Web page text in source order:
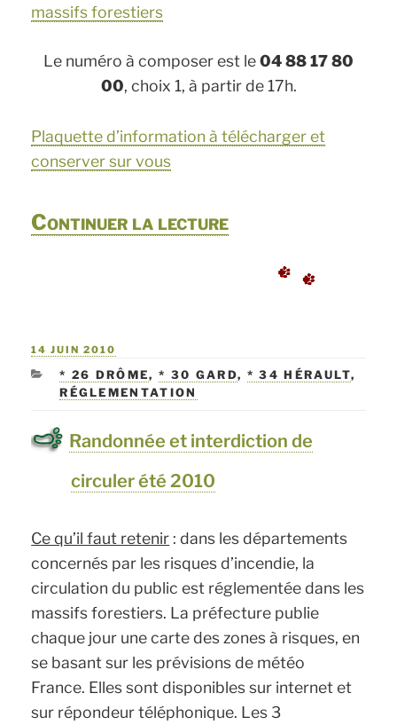
massifs forestiers
Le numéro à composer est le04 88 17 80
00, choix 1, à partir de 17h.
Plaquette d’information à télécharger et
conserver sur vous
Continuer la lecturede
circuler
2011 »
PUBLIÉ
14 JUIN 2010
CATÉGORIES
* 26 DRÔME,* 30 GARD, * 34 HÉRAULT,
RÉGLEMENTATION
Randonnée et interdiction de
circuler été 2010
Ce qu’il faut retenir : dans les départements
concernés par les risques d’incendie, la
circulation du public est réglementée dans les
massifs forestiers. La préfecture publie
chaque jour une carte des zones à risques, en
se basant sur les prévisions de météo
France. Elles sont disponibles sur internet et
sur répondeur téléphonique. Les 3